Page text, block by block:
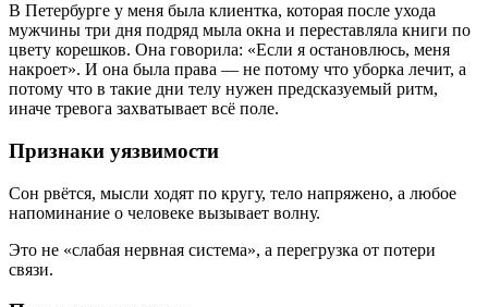
В Петербурге у меня была клиентка, которая после ухода
мужчины три дня подряд мыла окна и переставляла книги по
цвету корешков. Она говорила: «Если я остановлюсь, меня
накроет». И она была права — не потому что уборка лечит, а
потому что в такие дни телу нужен предсказуемый ритм,
иначе тревога захватывает всё поле.
Признаки уязвимости
Сон рвётся, мысли ходят по кругу, тело напряжено, а любое
напоминание о человеке вызывает волну.
Это не «слабая нервная система», а перегрузка от потери
связи.